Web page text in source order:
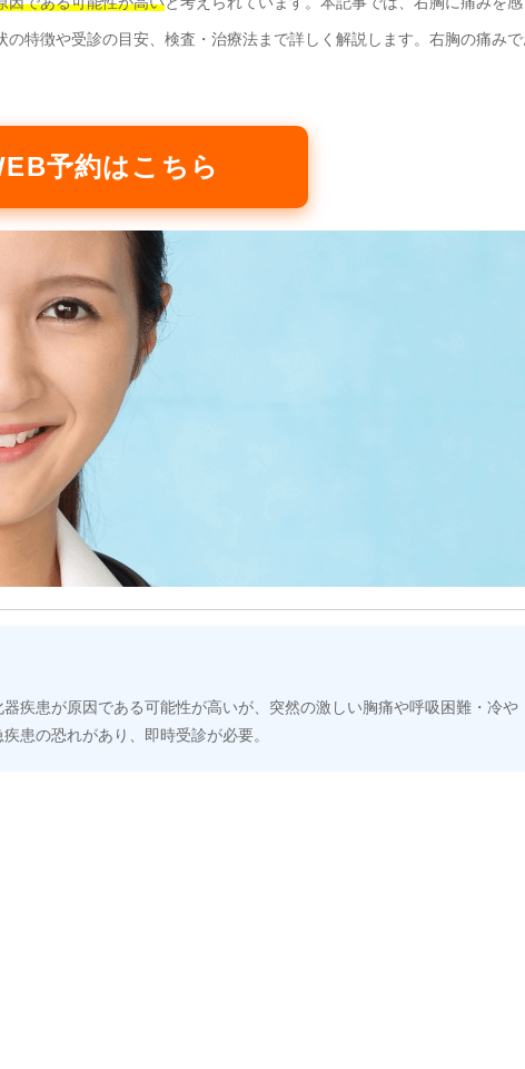
特徴や受診の目安、検査・治療法まで詳しく解説します。右胸の痛みで
予約はこちら
疾患が原因である可能性が高いが、突然の激しい胸痛や呼吸困難・冷や
患の恐れがあり、即時受診が必要。